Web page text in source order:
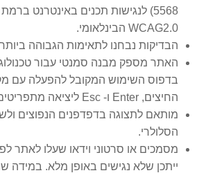
WCAG2.0 הבינלאומי.
הבדיקות נבחנו לתאימות הגבוהה
האתר מספק מבנה סמנטי עבור
בדפוס השימוש המקובל להפעלה עם
החיצים, Enter ו- Esc ליציאה מתפריטים וחלונות.
מותאם לתצוגה בדפדפנים הנפוצים
הסלולרי.
ייתכן שלא נגישים באופן מלא.